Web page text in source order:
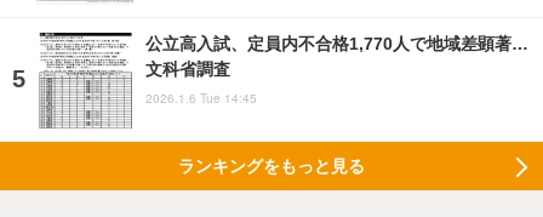
公立高入試、定員内不合格1,770人で地域差顕著…
文科省調査
2026.1.6 Tue 14:45
ランキングをもっと見る